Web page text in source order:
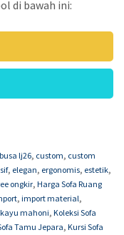
di bawah ini:
busa lj26, custom, custom
, elegan, ergonomis, estetik,
ongkir, Harga Sofa Ruang
, import material,
kayu mahoni, Koleksi Sofa
Tamu Jepara, Kursi Sofa